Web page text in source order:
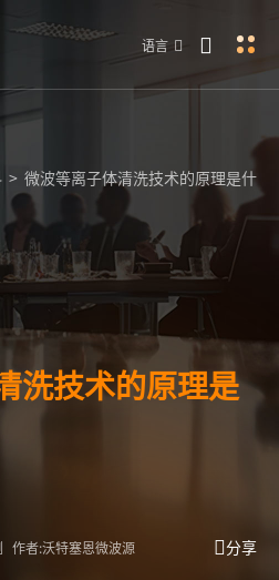
语言
> 微波等离子体清洗技术的原理是什么
洗技术的原理是
作者:沃特塞恩微波源 分享